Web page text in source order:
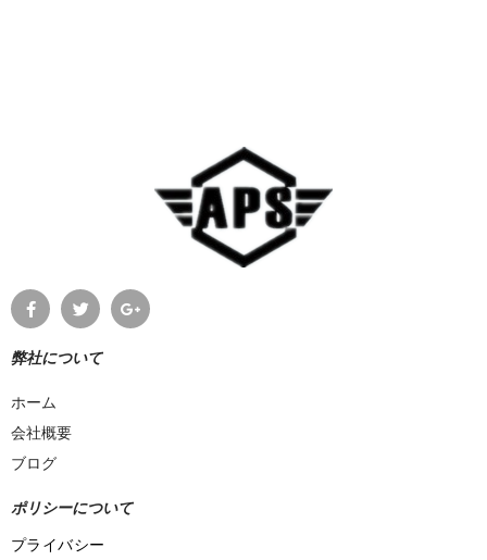
弊社について
ホーム
会社概要
ブログ
ポリシーについて
プライバシー